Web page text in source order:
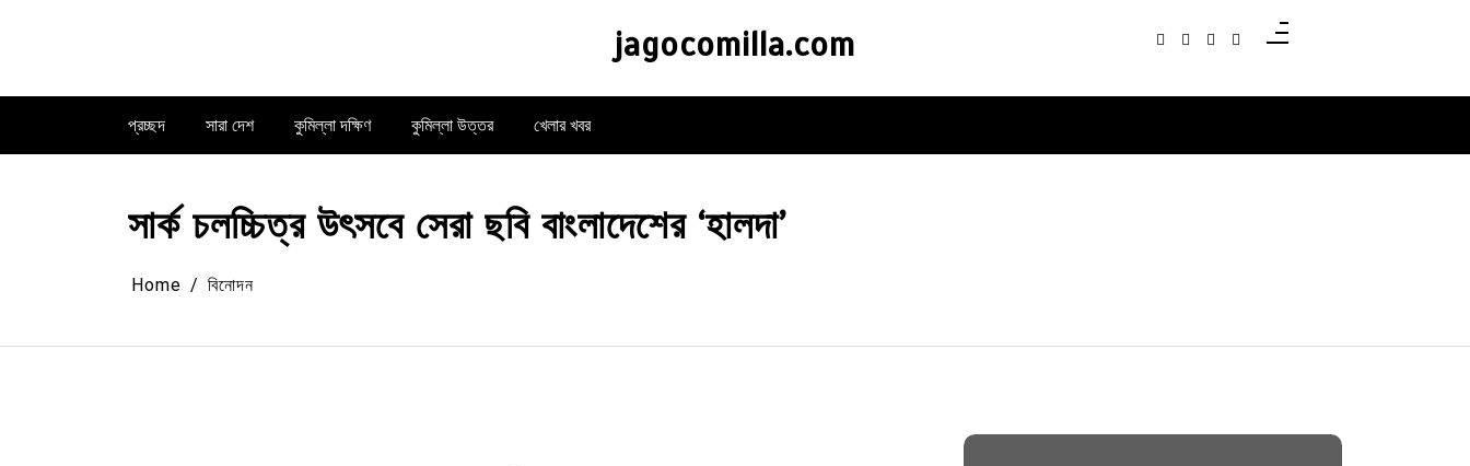
jagocomilla.com
প্রচ্ছদ সারা দেশ কুমিল্লা দক্ষিণ কুমিল্লা উত্তর খেলার খবর
সার্ক চলচ্চিত্র উৎসবে সেরা ছবি বাংলাদেশের ‘হালদা’
Home বিনোদন